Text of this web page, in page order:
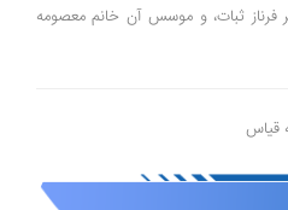
فرناز ثبات، و موسس آن خانم معصومه
قیاس